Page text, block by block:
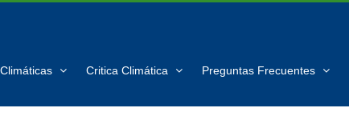
Critica Climática Preguntas Frecuentes